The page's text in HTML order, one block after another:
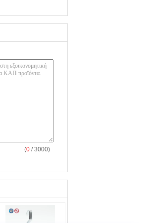
(0 / 3000)